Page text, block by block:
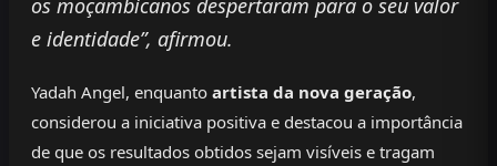
os moçambicanos despertaram para o seu valor
e identidade”, afirmou.
Yadah Angel, enquanto artista da nova geração,
considerou a iniciativa positiva e destacou a importância
de que os resultados obtidos sejam visíveis e tragam